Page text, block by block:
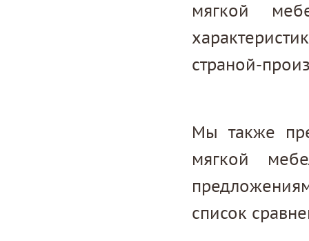
мягкой
страной-
Мы также
мягкой
список